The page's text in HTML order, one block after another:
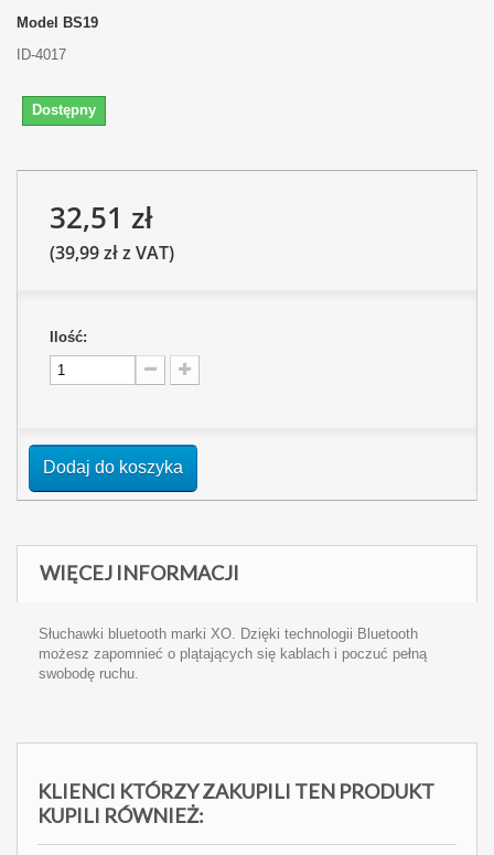
Model BS19
ID-4017
Dostępny
32,51 zł
(39,99 zł z VAT)
Ilość:
Dodaj do koszyka
WIĘCEJ INFORMACJI
Słuchawki bluetooth marki XO. Dzięki technologii Bluetooth
możesz zapomnieć o plątających się kablach i poczuć pełną
swobodę ruchu.
KLIENCI KTÓRZY ZAKUPILI TEN PRODUKT
KUPILI RÓWNIEŻ: